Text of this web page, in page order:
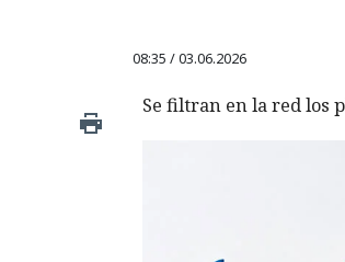
08:35 / 03.06.2026
Se filtran en la red los